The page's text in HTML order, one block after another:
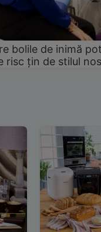
bolile de inimă
risc țin de stilul